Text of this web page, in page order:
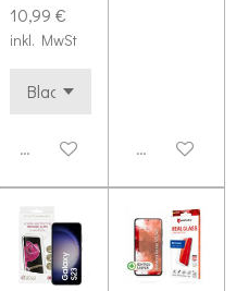
10,99 €
inkl. MwSt
Deaktiviert Deaktiviert